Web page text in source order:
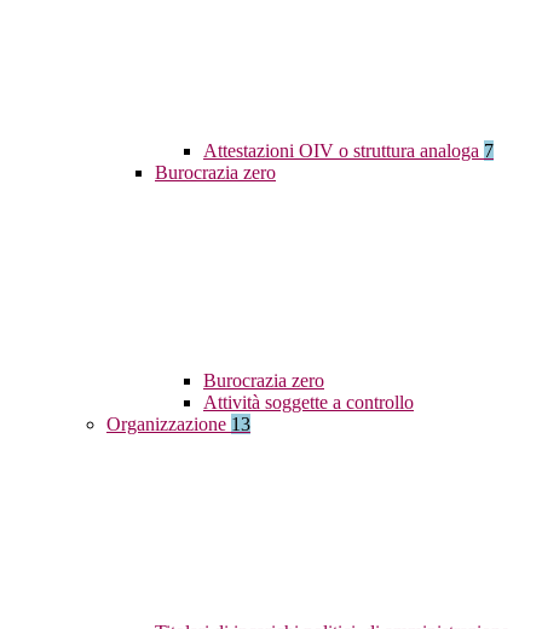
Attestazioni OIV o struttura analoga 7
Burocrazia zero
Burocrazia zero
Attività soggette a controllo
Organizzazione 13